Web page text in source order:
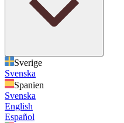
Sverige
Svenska
Spanien
Svenska
English
Español